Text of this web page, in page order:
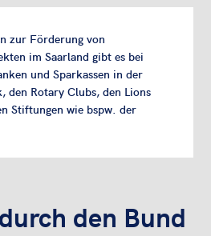
zur Förderung von
im Saarland gibt es bei
und Sparkassen in der
den Rotary Clubs, den Lions
Stiftungen wie bspw. der
den Bund